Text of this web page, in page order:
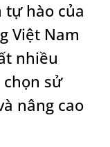
tự hào của
Việt Nam
nhiều
sử
nâng cao